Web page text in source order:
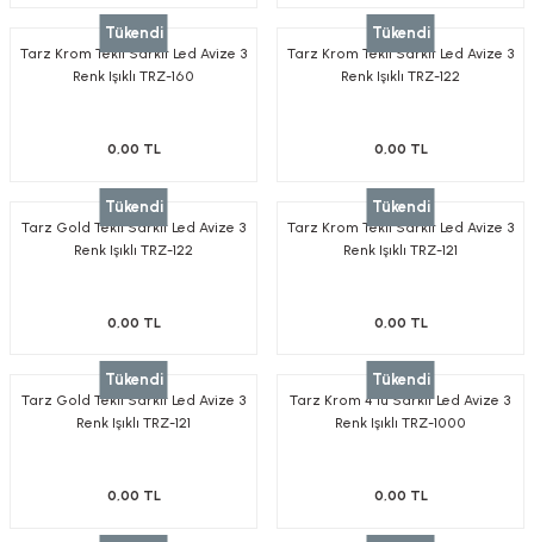
Tükendi
Tarz Krom Tekli Sarkıt Led Avize 3
Renk Işıklı TRZ-160
0,00 TL
Tükendi
Tarz Krom Tekli Sarkıt Led Avize 3
Renk Işıklı TRZ-122
0,00 TL
Tükendi
Tarz Gold Tekli Sarkıt Led Avize 3
Renk Işıklı TRZ-122
0,00 TL
Tükendi
Tarz Krom Tekli Sarkıt Led Avize 3
Renk Işıklı TRZ-121
0,00 TL
Tükendi
Tarz Gold Tekli Sarkıt Led Avize 3
Renk Işıklı TRZ-121
0,00 TL
Tükendi
Tarz Krom 4'lü Sarkıt Led Avize 3
Renk Işıklı TRZ-1000
0,00 TL